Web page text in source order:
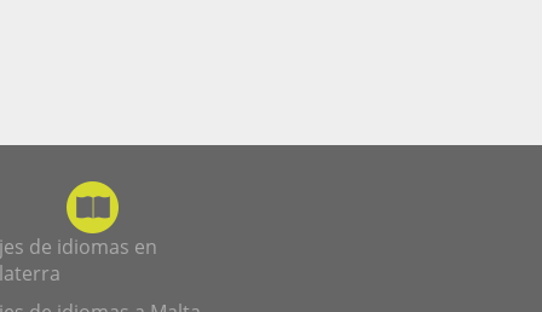
de idiomas en